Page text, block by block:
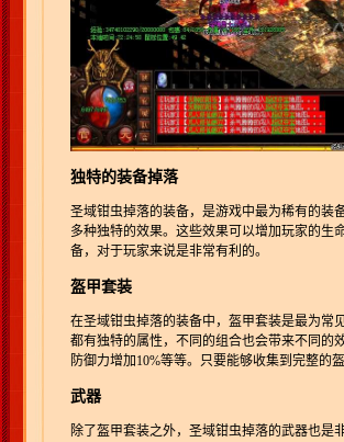
独特的装备掉落
圣域钳虫掉落的装备，是游戏中最为稀有的装
多种独特的效果。这些效果可以增加玩家的生
备，对于玩家来说是非常有利的。
盔甲套装
在圣域钳虫掉落的装备中，盔甲套装是最为常
都有独特的属性，不同的组合也会带来不同的
防御力增加10%等等。只要能够收集到完整的
武器
除了盔甲套装之外，圣域钳虫掉落的武器也是